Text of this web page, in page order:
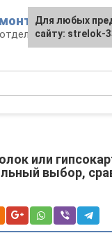
работы и
или
выбор,
Для любых
сайту: strelok-
Для любых
сайту: strelok-